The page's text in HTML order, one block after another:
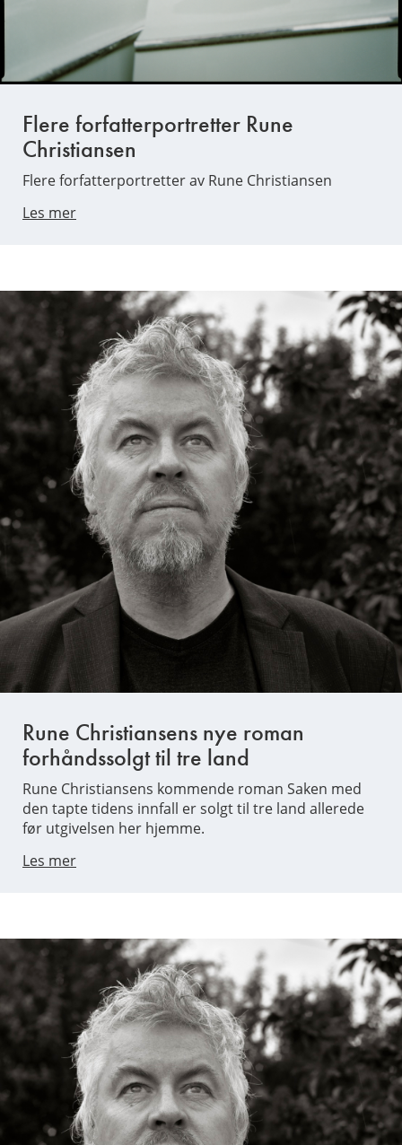
Flere forfatterportretter Rune
Christiansen
Flere forfatterportretter av Rune Christiansen
Les mer
Rune Christiansens nye roman
forhåndssolgt til tre land
Rune Christiansens kommende roman Saken med
den tapte tidens innfall er solgt til tre land allerede
før utgivelsen her hjemme.
Les mer